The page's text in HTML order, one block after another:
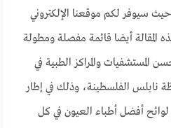
سيوفر لكم موقعنا الإلكتروني
المقالة أيضا قائمة مفصلة ومطولة
المستشفيات والمراكز الطبية في
الفلسطينة، وذلك في إطار
أفضل أطباء العيون في كل